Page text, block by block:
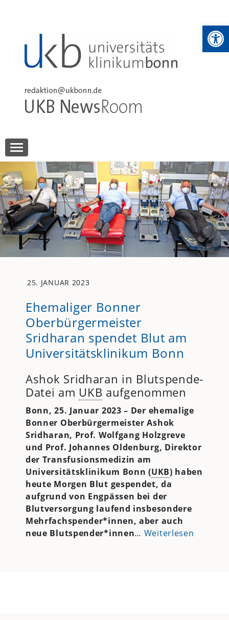
UKB NewsRoom
25. JANUAR 2023
Ehemaliger Bonner
Oberbürgermeister
Sridharan spendet Blut am
Universitätsklinikum Bonn
Ashok Sridharan in Blutspende-
Datei am UKB aufgenommen
Bonn, 25. Januar 2023 – Der ehemalige
Bonner Oberbürgermeister Ashok
Sridharan, Prof. Wolfgang Holzgreve
und Prof. Johannes Oldenburg, Direktor
der Transfusionsmedizin am
Universitätsklinikum Bonn (UKB) haben
heute Morgen Blut gespendet, da
aufgrund von Engpässen bei der
Blutversorgung laufend insbesondere
Mehrfachspender*innen, aber auch
neue Blutspender*innen… Weiterlesen